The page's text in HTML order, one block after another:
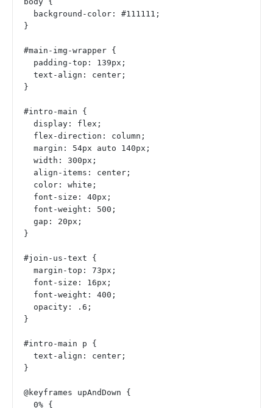
  background-color: #111111;
}
#main-img-wrapper {
  padding-top: 139px;
  text-align: center;
}
#intro-main {
  display: flex;
  flex-direction: column;
  margin: 54px auto 140px;
  width: 300px;
  align-items: center;
  color: white;
  font-size: 40px;
  font-weight: 500;
  gap: 20px;
}
#join-us-text {
  margin-top: 73px;
  font-size: 16px;
  font-weight: 400;
  opacity: .6;
}
#intro-main p {
  text-align: center;
}
@keyframes upAndDown {
  0% {